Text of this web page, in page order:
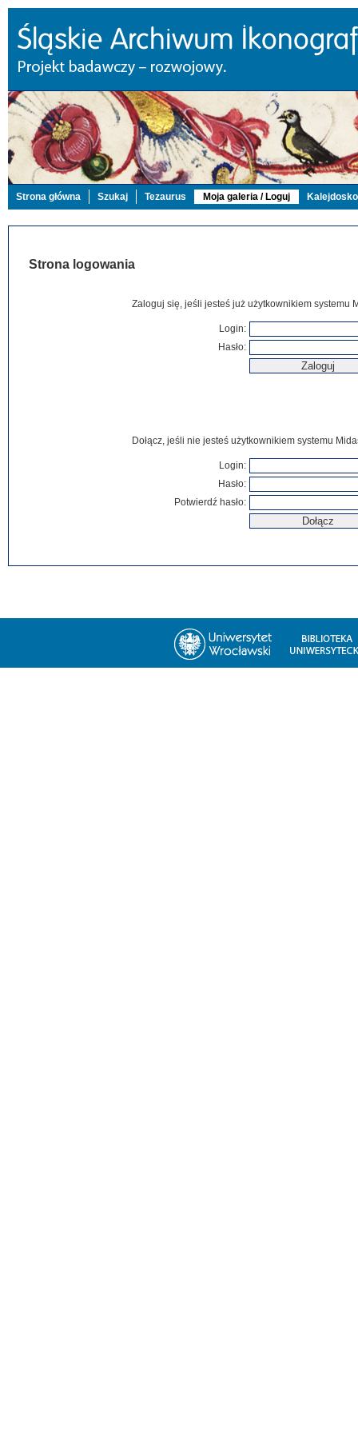
Strona główna Szukaj Tezaurus Moja galeria / Loguj
Strona logowania
Zaloguj się, jeśli jesteś już użytkownikiem systemu
Login:
Hasło:
Dołącz, jeśli nie jesteś użytkownikiem systemu
Login:
Hasło:
Potwierdź hasło: